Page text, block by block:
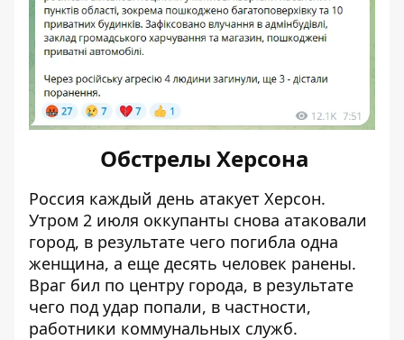
Обстрелы Херсона
Россия каждый день атакует Херсон.
Утром 2 июля оккупанты снова атаковали
город, в результате чего погибла одна
женщина, а еще десять человек ранены.
Враг бил по центру города, в результате
чего под удар попали, в частности,
работники коммунальных служб.